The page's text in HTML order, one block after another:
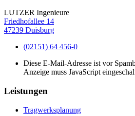
LUTZER Ingenieure
Friedhofallee 14
47239 Duisburg
(02151) 64 456-0
Diese E-Mail-Adresse ist vor
Anzeige muss JavaScript
Leistungen
Tragwerksplanung